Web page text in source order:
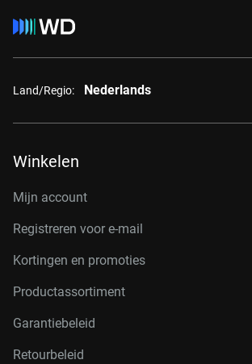
Land/Regio: Nederlands
Winkelen
Mijn account
Registreren voor e-mail
Kortingen en promoties
Productassortiment
Garantiebeleid
Retourbeleid